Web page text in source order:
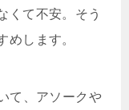
くて不安。そう
めします。
て、アソークや